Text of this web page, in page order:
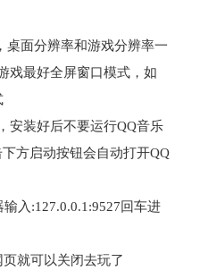
桌面分辨率和游戏分辨率一
戏最好全屏窗口模式，如
安装好后不要运行QQ音乐
方启动按钮会自动打开QQ
入:127.0.0.1:9527回车进
就可以关闭去玩了